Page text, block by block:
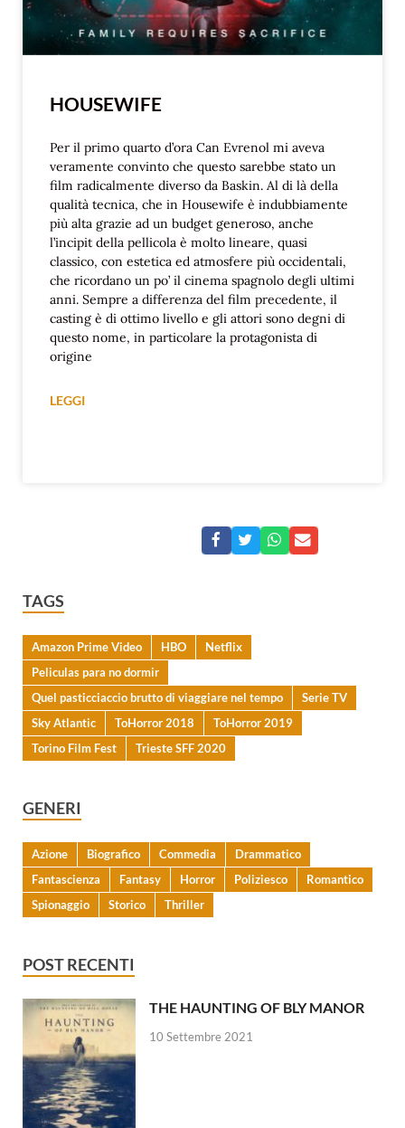
HOUSEWIFE
Per il primo quarto d’ora Can Evrenol mi aveva
veramente convinto che questo sarebbe stato un
film radicalmente diverso da Baskin. Al di là della
qualità tecnica, che in Housewife è indubbiamente
più alta grazie ad un budget generoso, anche
l’incipit della pellicola è molto lineare, quasi
classico, con estetica ed atmosfere più occidentali,
che ricordano un po’ il cinema spagnolo degli ultimi
anni. Sempre a differenza del film precedente, il
casting è di ottimo livello e gli attori sono degni di
questo nome, in particolare la protagonista di
origine
LEGGI
TAGS
Amazon Prime Video HBO
Netflix
Peliculas para no dormir
Quel pasticciaccio brutto di viaggiare nel tempo
Serie TV
Sky Atlantic
ToHorror 2018
ToHorror 2019
Torino Film Fest
Trieste SFF 2020
GENERI
Azione Biografico Commedia
Drammatico
Fantascienza
Fantasy Horror Poliziesco
Romantico
Spionaggio
Storico Thriller
POST RECENTI
THE HAUNTING OF BLY MANOR
10 Settembre 2021